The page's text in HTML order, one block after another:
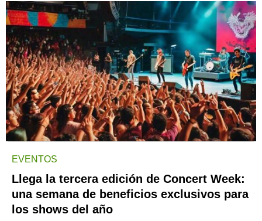
EVENTOS
Llega la tercera edición de Concert Week:
una semana de beneficios exclusivos para
los shows del año